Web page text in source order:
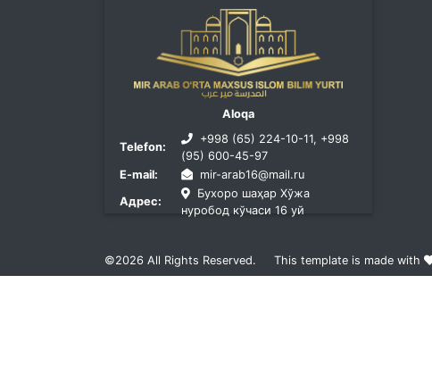
Aloqa
Telefon:
+998 (65) 224-10-11, +998
(95) 600-45-97
E-mail:
mir-arab16@mail.ru
Адрес:
Бухоро шаҳар Хўжа
нуробод кўчаси 16 уй
©2026 All Rights Reserved. This template is made with